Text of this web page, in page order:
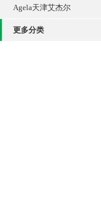
Agela天津艾杰尔
更多分类